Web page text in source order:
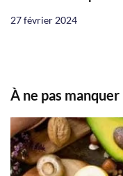
27 février 2024
À ne pas manquer